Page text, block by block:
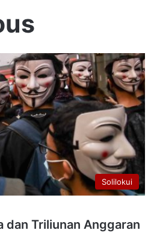
Solilokui
dan Triliunan Anggaran